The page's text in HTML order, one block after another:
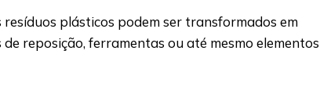
plásticos podem ser transformados em
reposição, ferramentas ou até mesmo elementos